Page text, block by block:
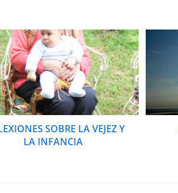
SOBRE LA VEJEZ Y
LA INFANCIA